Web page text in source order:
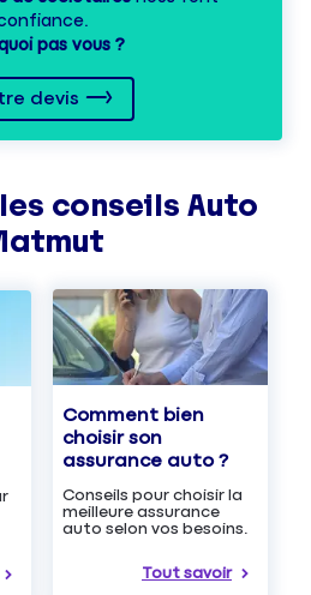
pas vous ?
devis
conseils Auto
Comment bien
choisir son
assurance auto ?
Conseils pour choisir la
meilleure assurance
auto selon vos besoins.
Tout savoir